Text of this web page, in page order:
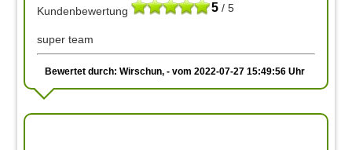
5 / 5
Kundenbewertung
super team
Bewertet durch: Wirschun, - vom 2022-07-27 15:49:56 Uhr